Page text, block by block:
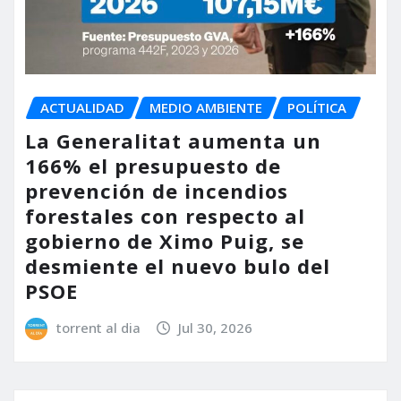
ACTUALIDAD MEDIO AMBIENTE POLÍTICA
La Generalitat aumenta un
166% el presupuesto de
prevención de incendios
forestales con respecto al
gobierno de Ximo Puig, se
desmiente el nuevo bulo del
PSOE
torrent al dia Jul 30, 2026